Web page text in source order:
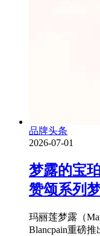
品牌头条
2026-07-01
梦露的宝
赞颂系列
玛丽莲梦露（
Blancpain重磅